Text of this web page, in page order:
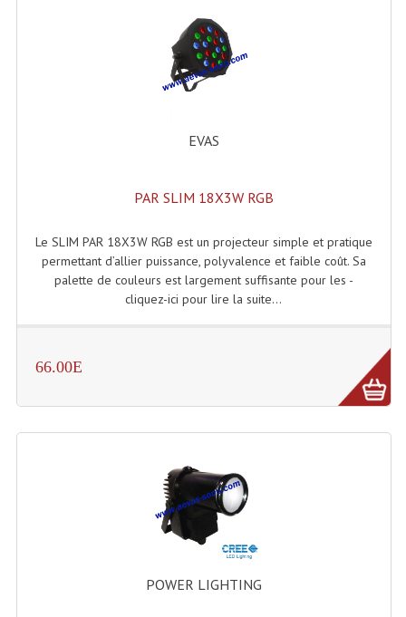
Angles Structure SC150
Angles Structure SD250
Angles Structure TRIO290
Angles Structure Triodéco
Cercle Monotube
Cercle Struct Carrée 290
Cercle Struct SCC Carre
Grill Auto-Porté
Monotubes Et Angles 50mm
Pendrillon Et Ossature
Pieds De Levage
Ponts - Portiques
EVAS
PAR SLIM 18X3W RGB
Le SLIM PAR 18X3W RGB est un projecteur simple et pratique
permettant d’allier puissance, polyvalence et faible coût. Sa
palette de couleurs est largement suffisante pour les -
cliquez-ici pour lire la suite...
66.00E
POWER LIGHTING